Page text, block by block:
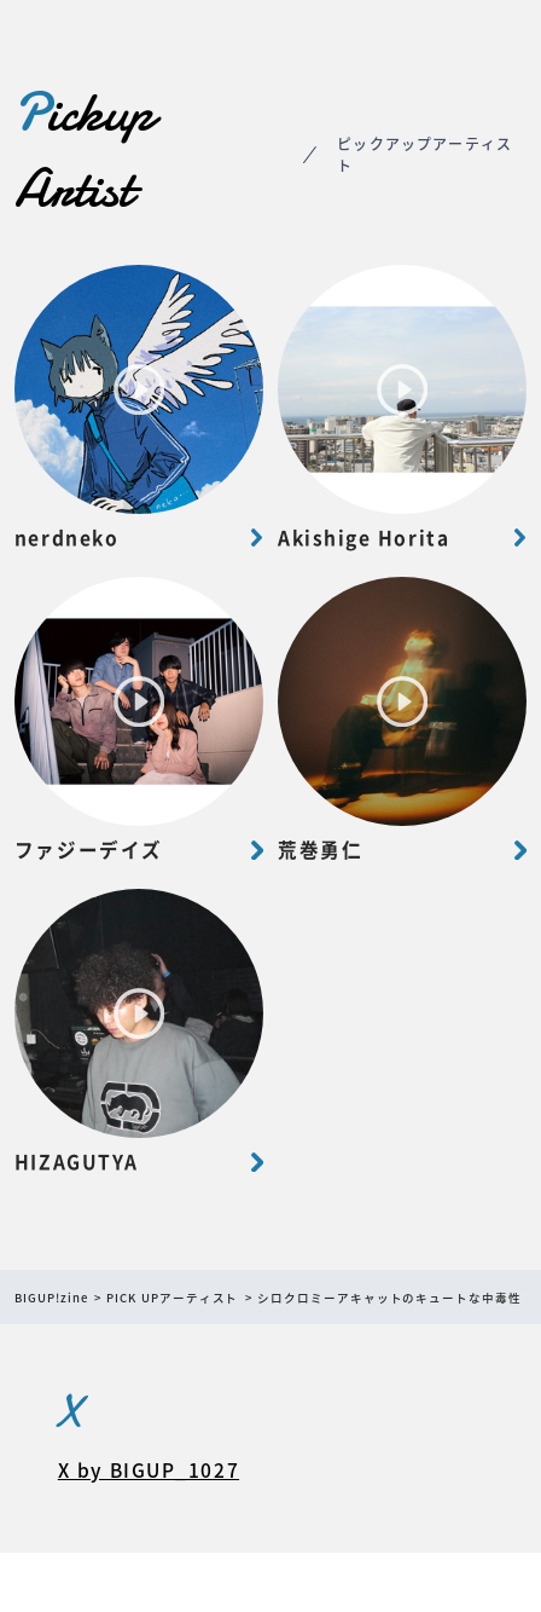
Pickup
Artist
ピックアップアーティス
ト
nerdneko Akishige Horita
ファジーデイズ 荒巻勇仁
HIZAGUTYA
BIGUP!zine PICK UPアーティスト シロクロミーアキャットのキュートな中毒性
X
X by BIGUP_1027